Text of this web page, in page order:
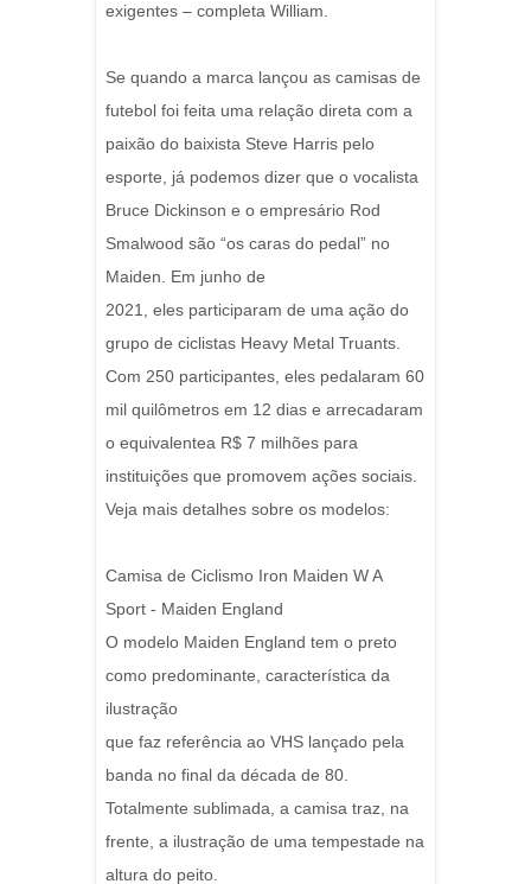
exigentes – completa William.
Se quando a marca lançou as camisas de
futebol foi feita uma relação direta com a
paixão do baixista Steve Harris pelo
esporte, já podemos dizer que o vocalista
Bruce Dickinson e o empresário Rod
Smalwood são “os caras do pedal” no
Maiden. Em junho de
2021, eles participaram de uma ação do
grupo de ciclistas Heavy Metal Truants.
Com 250 participantes, eles pedalaram 60
mil quilômetros em 12 dias e arrecadaram
o equivalentea R$ 7 milhões para
instituições que promovem ações sociais.
Veja mais detalhes sobre os modelos:
Camisa de Ciclismo Iron Maiden W A
Sport - Maiden England
O modelo Maiden England tem o preto
como predominante, característica da
ilustração
que faz referência ao VHS lançado pela
banda no final da década de 80.
Totalmente sublimada, a camisa traz, na
frente, a ilustração de uma tempestade na
altura do peito.